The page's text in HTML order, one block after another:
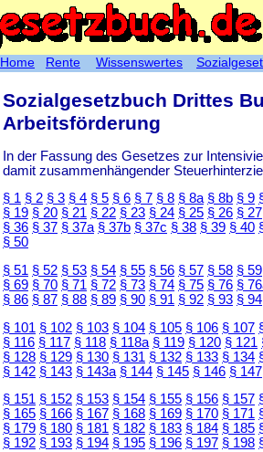
Sozialgesetzbuch Drittes
Arbeitsförderung
In der Fassung des Gesetzes zur
damit zusammenhängender
§ 1 § 2 § 3 § 4 § 5 § 6 § 7 § 8 § 8a § 8b § 9
§ 19 § 20 § 21 § 22 § 23 § 24 § 25 § 26 § 27
§ 36 § 37 § 37a § 37b § 37c § 38 § 39 § 40
§ 50
§ 51 § 52 § 53 § 54 § 55 § 56 § 57 § 58 § 59
§ 69 § 70 § 71 § 72 § 73 § 74 § 75 § 76 §
§ 86 § 87 § 88 § 89 § 90 § 91 § 92 § 93 § 94
§ 101 § 102 § 103 § 104 § 105 § 106 § 107
§ 116 § 117 § 118 § 118a § 119 § 120 § 121
§ 128 § 129 § 130 § 131 § 132 § 133 § 134
§ 142 § 143 § 143a § 144 § 145 § 146 § 147
§ 151 § 152 § 153 § 154 § 155 § 156 § 157
§ 165 § 166 § 167 § 168 § 169 § 170 § 171
§ 179 § 180 § 181 § 182 § 183 § 184 § 185
§ 192 § 193 § 194 § 195 § 196 § 197 § 198
Home Rente Wissenswertes